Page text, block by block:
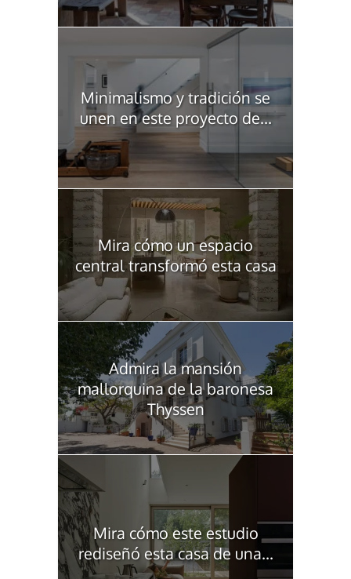
Minimalismo y tradición se
unen en este proyecto de...
Mira cómo un espacio
central transformó esta casa
Admira la mansión
mallorquina de la baronesa
Thyssen
Mira cómo este estudio
rediseñó esta casa de una...